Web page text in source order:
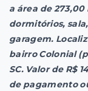
a área de
dormitórios,
garagem.
bairro Colonial
SC. Valor de R$
de pagamento